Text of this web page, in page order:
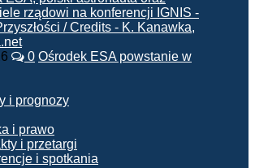
0 Ośrodek ESA powstanie w
i prognozy
i prawo
i przetargi
i spotkania